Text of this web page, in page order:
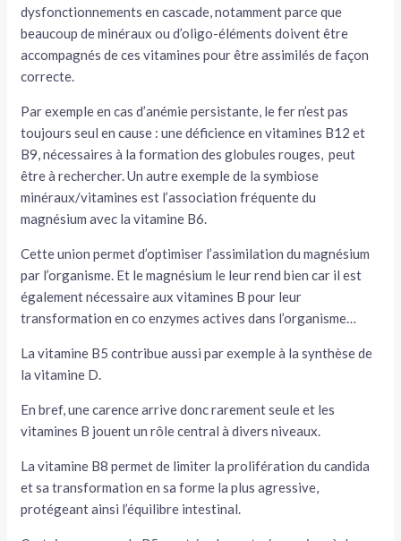
dysfonctionnements en cascade, notamment parce que
beaucoup de minéraux ou d’oligo-éléments doivent être
accompagnés de ces vitamines pour être assimilés de façon
correcte.
Par exemple en cas d’anémie persistante, le fer n’est pas
toujours seul en cause : une déficience en vitamines B12 et
B9, nécessaires à la formation des globules rouges, peut
être à rechercher. Un autre exemple de la symbiose
minéraux/vitamines est l’association fréquente du
magnésium avec la vitamine B6.
Cette union permet d’optimiser l’assimilation du magnésium
par l’organisme. Et le magnésium le leur rend bien car il est
également nécessaire aux vitamines B pour leur
transformation en co enzymes actives dans l’organisme…
La vitamine B5 contribue aussi par exemple à la synthèse de
la vitamine D.
En bref, une carence arrive donc rarement seule et les
vitamines B jouent un rôle central à divers niveaux.
La vitamine B8 permet de limiter la prolifération du candida
et sa transformation en sa forme la plus agressive,
protégeant ainsi l’équilibre intestinal.